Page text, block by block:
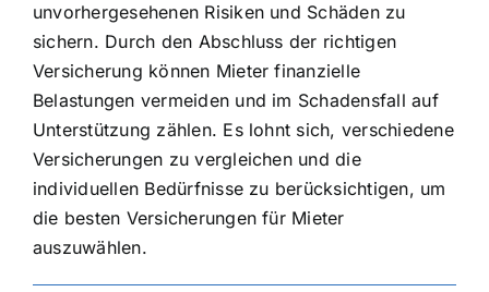
unvorhergesehenen Risiken und Schäden zu
sichern. Durch den Abschluss der richtigen
Versicherung können Mieter finanzielle
Belastungen vermeiden und im Schadensfall auf
Unterstützung zählen. Es lohnt sich, verschiedene
Versicherungen zu vergleichen und die
individuellen Bedürfnisse zu berücksichtigen, um
die besten Versicherungen für Mieter
auszuwählen.